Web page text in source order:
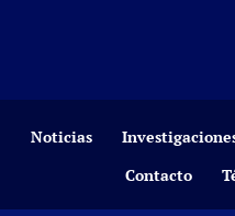
Noticias
Contacto